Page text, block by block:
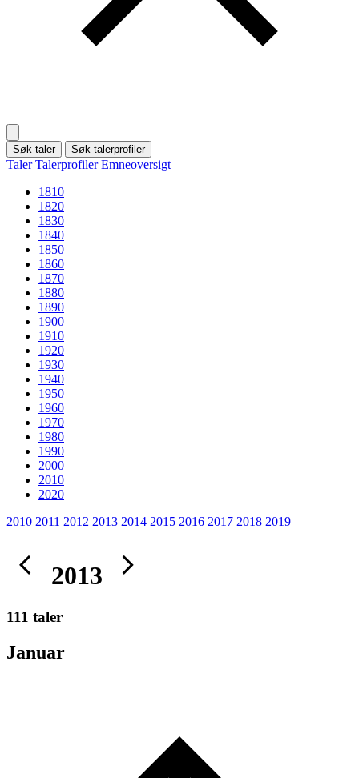
Søk taler Søk talerprofiler
Taler Talerprofiler Emneoversigt
1810
1820
1830
1840
1850
1860
1870
1880
1890
1900
1910
1920
1930
1940
1950
1960
1970
1980
1990
2000
2010
2020
2010 2011 2012 2013 2014 2015 2016 2017 2018 2019
2013
111 taler
Januar